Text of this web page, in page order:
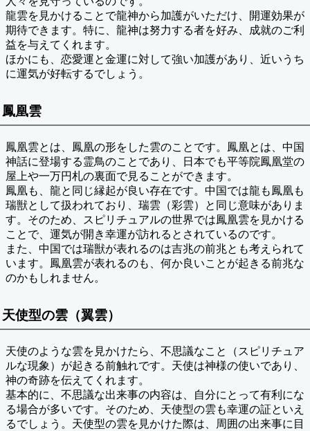
龍雲を見かけることで龍神から加護がいただけ、開運効果が
期待できます。特に、龍神は努力する者を好み、成就のご利
益を与えてくれます。
ほかにも、恋愛運と金運に対して強い加護があり、近いうち
に運気が好転するでしょう。
鳳凰雲
鳳凰雲とは、鳳凰の形をした雲のことです。鳳凰とは、中国
神話に登場する霊鳥のことであり、日本でも平等院鳳凰堂の
屋上や一万円札の裏面で見ることができます。
鳳凰も、龍と同じ縁起が良い存在です。中国では龍も鳳凰も
瑞獣として扱われており、瑞雲（彩雲）と同じ意味がありま
す。そのため、スピリチュアルの世界では鳳凰雲を見かける
ことで、運気が開き幸運が訪れるとされているのです。
また、中国では瑞獣が表れるのは吉兆の前兆とも考えられて
います。鳳凰雲が表れるのも、何か良いことが起きる前兆な
のかもしれません。
天使型の雲（翼雲）
天使のような雲を見かけたら、不思議なこと（スピリチュア
ルな現象）が起きる前触れです。天使は神様の使いであり、
神の奇跡を伝えてくれます。
基本的に、不思議な出来事の内容は、自分にとって有利にな
る場合が多いです。そのため、天使型の雲も幸運の証といえ
るでしょう。天使型の雲を見かけた際は、周囲の出来事に目